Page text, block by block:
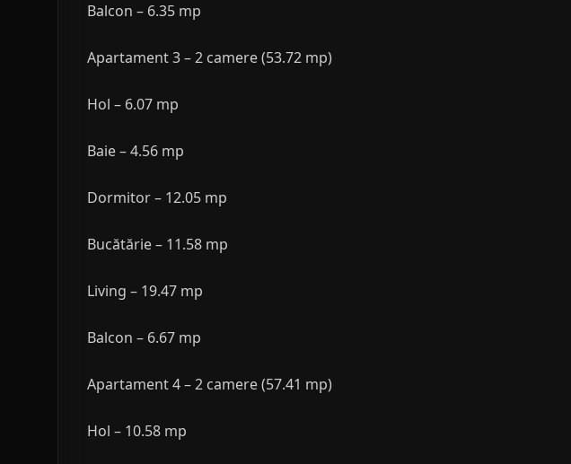
Balcon – 6.35 mp
Apartament 3 – 2 camere (53.72 mp)
Hol – 6.07 mp
Baie – 4.56 mp
Dormitor – 12.05 mp
Bucătărie – 11.58 mp
Living – 19.47 mp
Balcon – 6.67 mp
Apartament 4 – 2 camere (57.41 mp)
Hol – 10.58 mp